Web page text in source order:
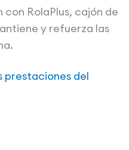
con RolaPlus, cajón de
y refuerza las
prestaciones del